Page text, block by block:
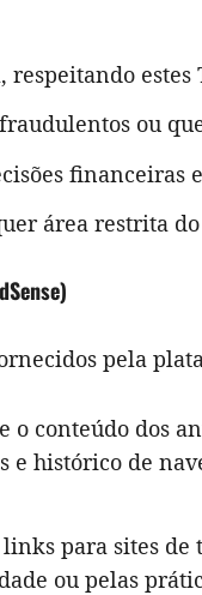
estes
ou
financeiras
área restrita
pela
o conteúdo dos
e histórico de
para sites
ou pelas